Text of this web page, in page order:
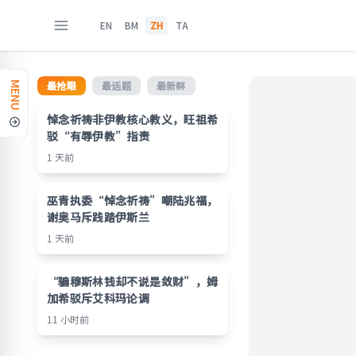
EN BM ZH TA
MENU 最抢眼 最话题 最新鲜
悼念祈祷非伊教核心教义，旺祖希
驳“有辱伊教”指责
1 天前
巫青执委“悼念祈祷”嘲陆兆福，
谢奥马斥践踏伊斯兰
1 天前
“骗穆斯林钱却不说是敛财”，姆
加希驳斥艾科玛论调
11 小时前